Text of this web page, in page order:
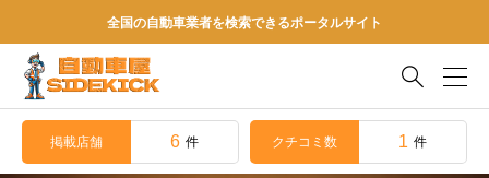
全国の自動車業者を検索できるポータルサイト

掲載店舗 6 件 クチコミ数 1 件